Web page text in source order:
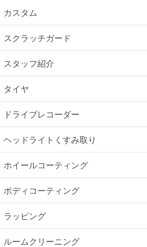
カスタム
スクラッチガード
スタッフ紹介
タイヤ
ドライブレコーダー
ヘッドライトくすみ取り
ホイールコーティング
ボディコーティング
ラッピング
ルームクリーニング